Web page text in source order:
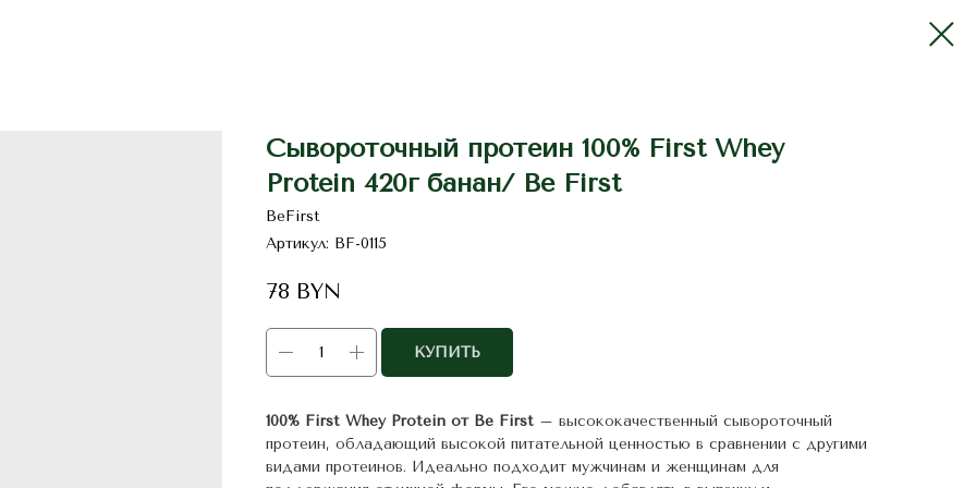
Сывороточный протеин 100% First Whey
Protein 420г банан/ Be First
BeFirst
Артикул: BF-0115
78 BYN
КУПИТЬ
100% First Whey Protein от Be First – высококачественный cывороточный
протеин, обладающий высокой питательной ценностью в сравнении с другими
видами протеинов. Идеально подходит мужчинам и женщинам для